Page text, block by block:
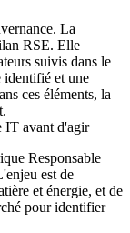
. La
RSE. Elle
suivis dans le
identifié et une
ces éléments, la
IT avant d'agir
Responsable
est de
et énergie, et de
pour identifier